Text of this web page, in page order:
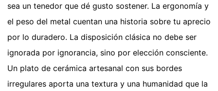
sea un tenedor que dé gusto sostener. La ergonomía y
el peso del metal cuentan una historia sobre tu aprecio
por lo duradero. La disposición clásica no debe ser
ignorada por ignorancia, sino por elección consciente.
Un plato de cerámica artesanal con sus bordes
irregulares aporta una textura y una humanidad que la